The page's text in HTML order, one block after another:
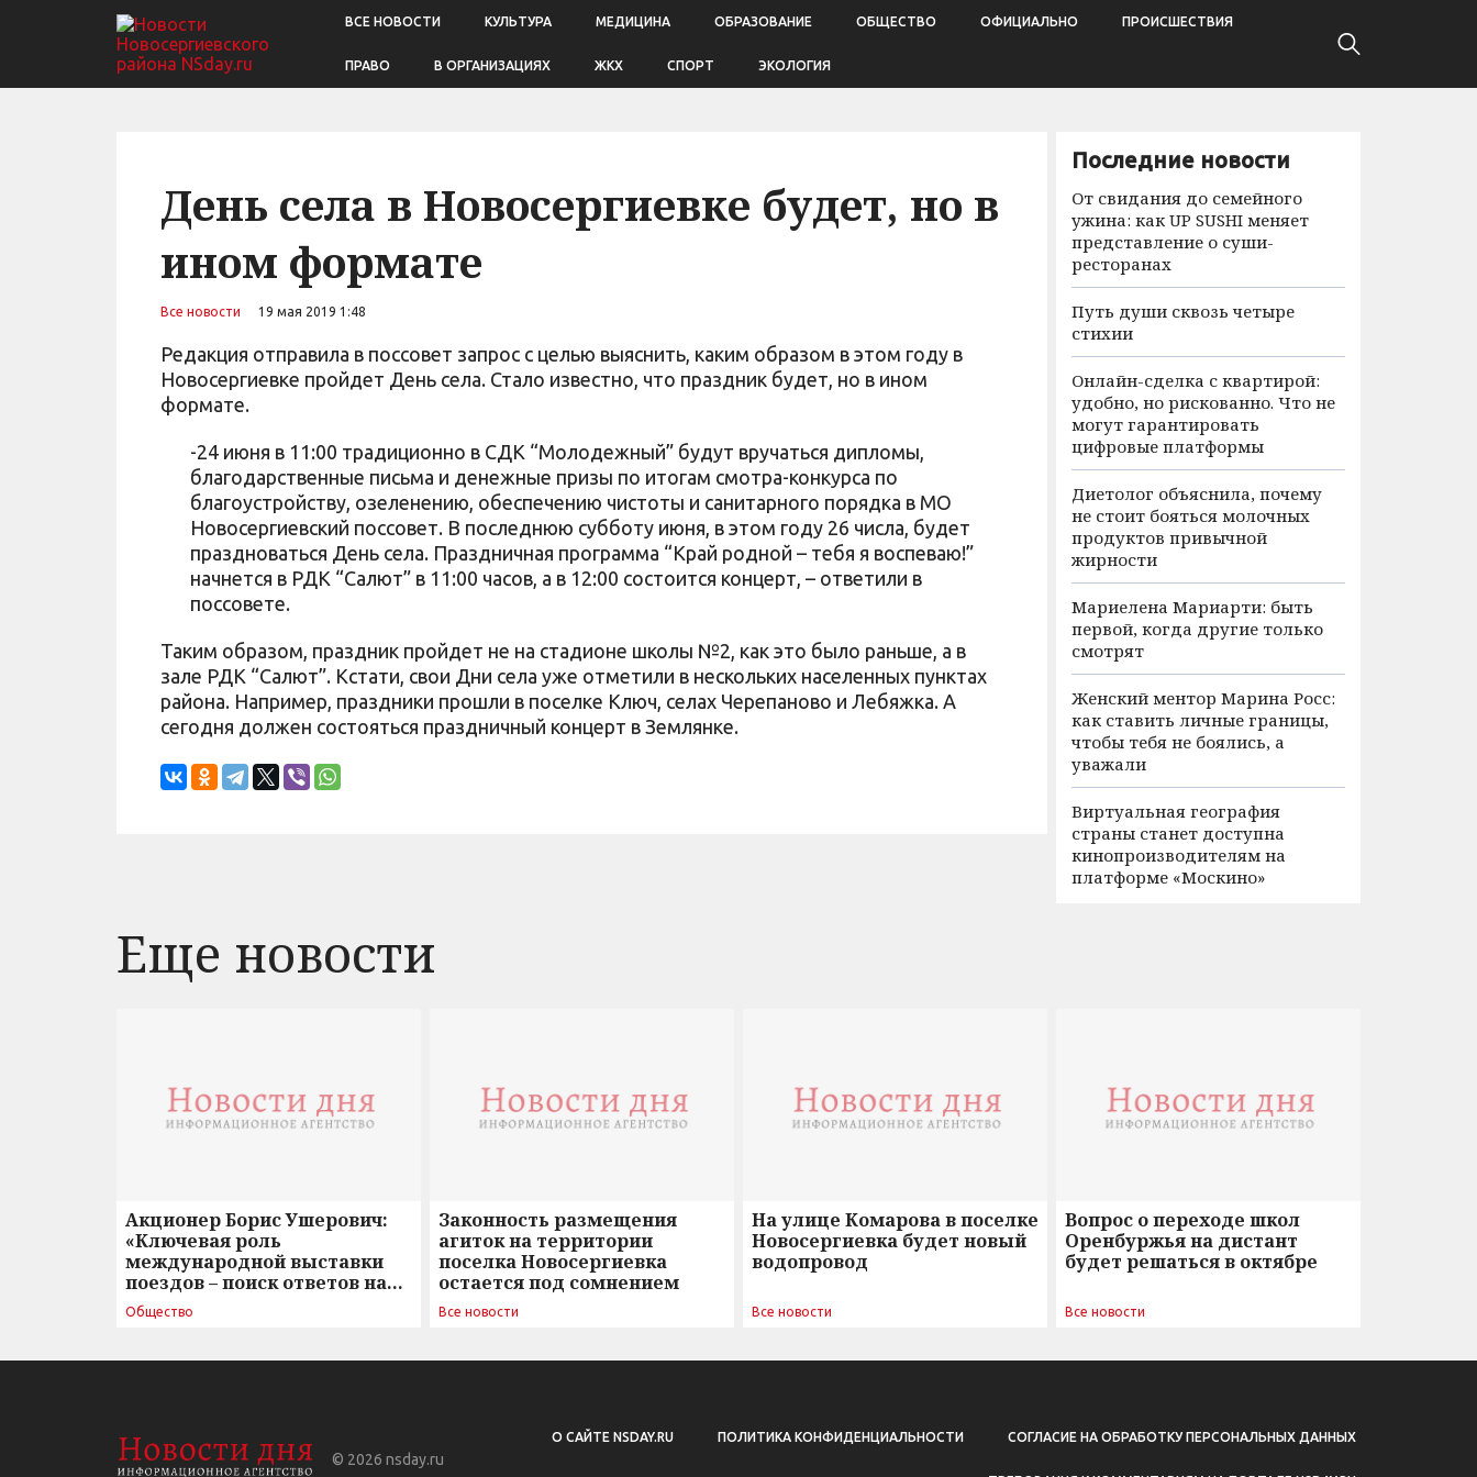
ВСЕ НОВОСТИ КУЛЬТУРА МЕДИЦИНА ОБРАЗОВАНИЕ ОБЩЕСТВО ОФИЦИАЛЬНО ПРОИСШЕСТВИЯ
ПРАВО В ОРГАНИЗАЦИЯХ ЖКХ СПОРТ ЭКОЛОГИЯ
День села в Новосергиевке будет, но в
ином формате
Все новости 19 мая 2019 1:48
Редакция отправила в поссовет запрос с целью выяснить, каким образом в этом году в
Новосергиевке пройдет День села. Стало известно, что праздник будет, но в ином
формате.
-24 июня в 11:00 традиционно в СДК “Молодежный” будут вручаться дипломы,
благодарственные письма и денежные призы по итогам смотра-конкурса по
благоустройству, озеленению, обеспечению чистоты и санитарного порядка в МО
Новосергиевский поссовет. В последнюю субботу июня, в этом году 26 числа, будет
праздноваться День села. Праздничная программа “Край родной – тебя я воспеваю!”
начнется в РДК “Салют” в 11:00 часов, а в 12:00 состоится концерт, – ответили в
поссовете.
Таким образом, праздник пройдет не на стадионе школы №2, как это было раньше, а в
зале РДК “Салют”. Кстати, свои Дни села уже отметили в нескольких населенных пунктах
района. Например, праздники прошли в поселке Ключ, селах Черепаново и Лебяжка. А
сегодня должен состояться праздничный концерт в Землянке.
Последние новости
От свидания до семейного
ужина: как UP SUSHI меняет
представление о суши-
ресторанах
Путь души сквозь четыре
стихии
Онлайн-сделка с квартирой:
удобно, но рискованно. Что не
могут гарантировать
цифровые платформы
Диетолог объяснила, почему
не стоит бояться молочных
продуктов привычной
жирности
Мариелена Мариарти: быть
первой, когда другие только
смотрят
Женский ментор Марина Росс:
как ставить личные границы,
чтобы тебя не боялись, а
уважали
Виртуальная география
страны станет доступна
кинопроизводителям на
платформе «Москино»
Еще новости
Акционер Борис Ушерович:
«Ключевая роль
международной выставки
поездов – поиск ответов на
вызовы времени»
Общество
Законность размещения
агиток на территории
поселка Новосергиевка
остается под сомнением
Все новости
На улице Комарова в поселке
Новосергиевка будет новый
водопровод
Все новости
Вопрос о переходе школ
Оренбуржья на дистант
будет решаться в октябре
Все новости
© 2026 nsday.ru
О САЙТЕ NSDAY.RU ПОЛИТИКА КОНФИДЕНЦИАЛЬНОСТИ СОГЛАСИЕ НА ОБРАБОТКУ ПЕРСОНАЛЬНЫХ ДАННЫХ